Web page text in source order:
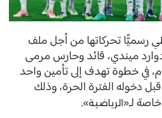
رسميًّا تحركاتها من أجل ملف
ميندي، قائد وحارس مرمى
في خطوة تهدف إلى تأمين واحد
دخوله الفترة الحرة، وذلك
لـ« الرياضية».